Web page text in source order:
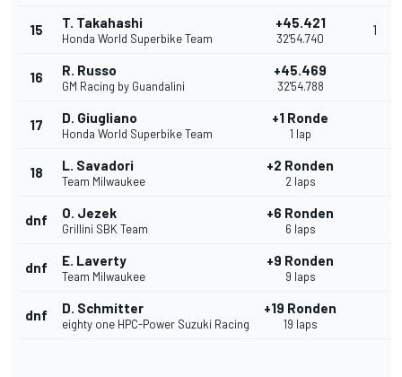
15 T. Takahashi
Honda World Superbike Team
+45.421
32'54.740
1
16 R. Russo
GM Racing by Guandalini
+45.469
32'54.788
17 D. Giugliano
Honda World Superbike Team
+1 Ronde
1 lap
18 L. Savadori
Team Milwaukee
+2 Ronden
2 laps
dnf O. Jezek
Grillini SBK Team
+6 Ronden
6 laps
dnf E. Laverty
Team Milwaukee
+9 Ronden
9 laps
dnf D. Schmitter
eighty one HPC-Power Suzuki Racing
+19 Ronden
19 laps